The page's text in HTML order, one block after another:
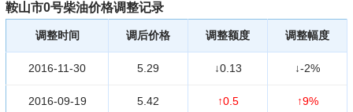
鞍山市0号柴油价格调整记录
调整时间 调后价格 调整额度 调整幅度
2016-11-30 5.29 ↓0.13 ↓-2%
2016-09-19 5.42 ↑0.5 ↑9%